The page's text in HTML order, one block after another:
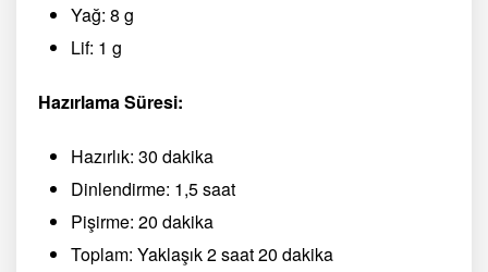
Yağ: 8 g
Lif: 1 g
Hazırlama Süresi:
Hazırlık: 30 dakika
Dinlendirme: 1,5 saat
Pişirme: 20 dakika
Toplam: Yaklaşık 2 saat 20 dakika